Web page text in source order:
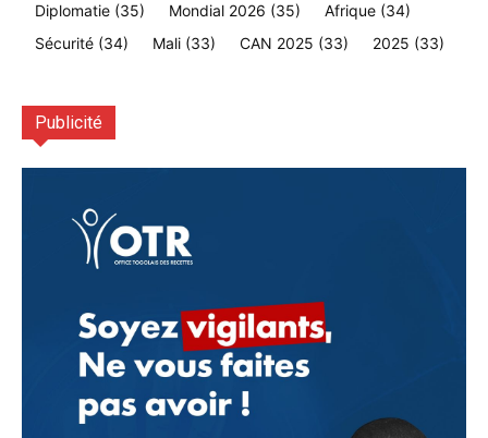
Diplomatie (35) Mondial 2026 (35) Afrique (34)
Sécurité (34) Mali (33) CAN 2025 (33) 2025 (33)
Publicité